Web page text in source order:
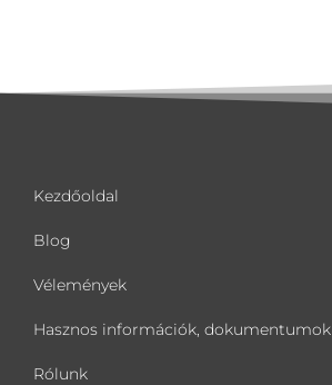
Kezdőoldal
Blog
Vélemények
Hasznos információk, dokumentumok
Rólunk